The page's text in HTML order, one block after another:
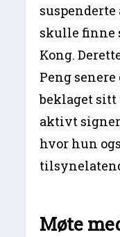
skulle finne
Kong.
Peng
beklaget sitt
aktivt
hvor hun
Møte